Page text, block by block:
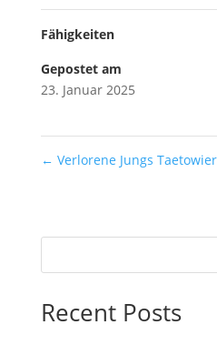
Fähigkeiten
Gepostet am
23. Januar 2025
← Verlorene Jungs
Recent Posts